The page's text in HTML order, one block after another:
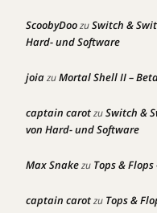
ScoobyDoozuSwitch &
Hard- und Software
joiazuMortal Shell II –
captain carotzuSwitch &
von Hard- und Software
Max Snakezu Tops &
captain carotzu Tops &